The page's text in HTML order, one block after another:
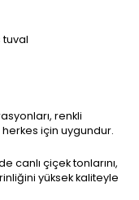
tuval
renkli
herkes için uygundur.
canlı çiçek tonlarını,
yüksek kaliteyle